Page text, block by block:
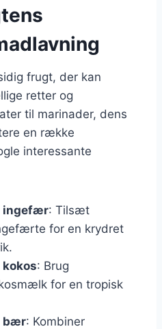
frugt, der kan
retter og
til marinader, dens
en række
interessante
ingefær: Tilsæt
for en krydret
: Brug
for en tropisk
bær: Kombiner